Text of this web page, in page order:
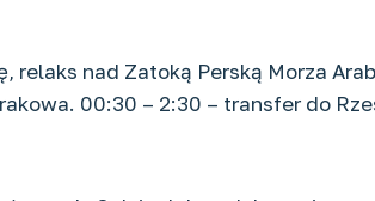
relaks nad Zatoką Perską Morza
00:30 – 2:30 – transfer do